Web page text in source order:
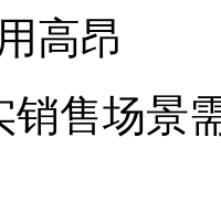
高昂
实销售场